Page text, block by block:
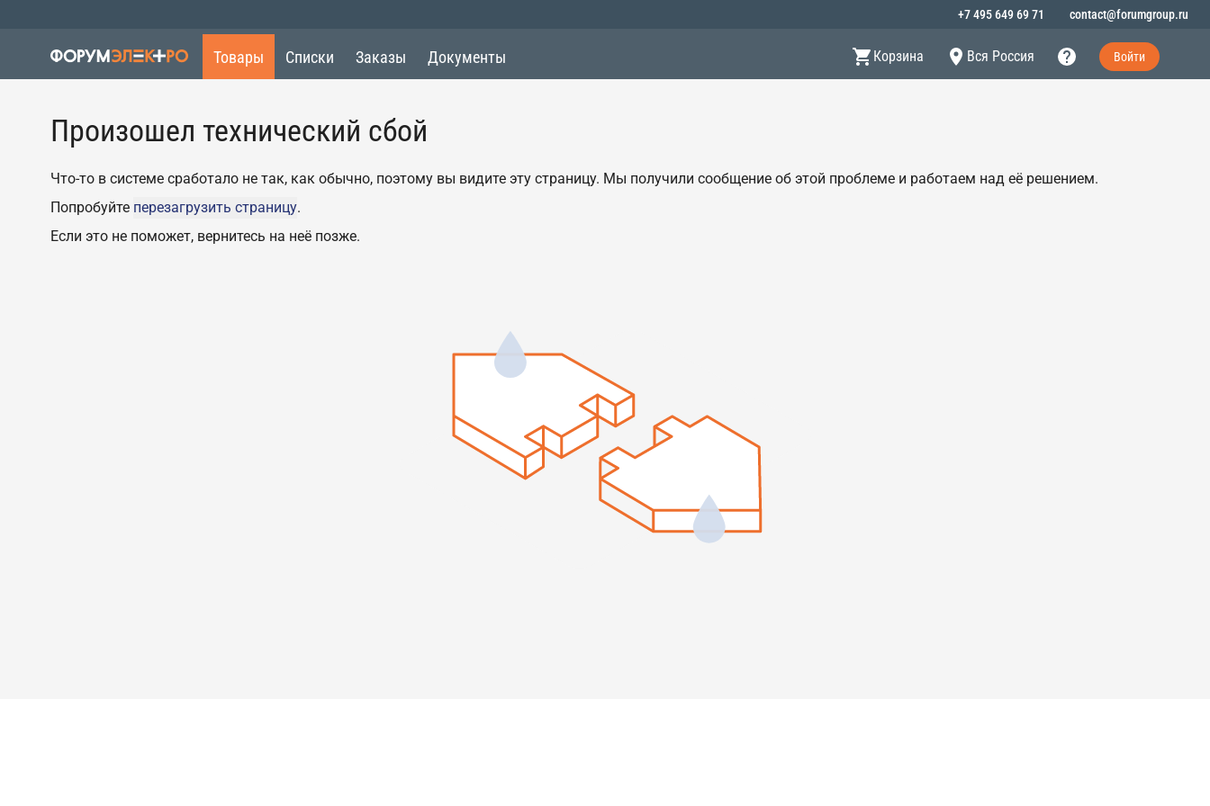
+7 495 649 69 71 contact@forumgroup.ru
Товары Списки Заказы Документы Корзина Вся Россия Войти
Произошел технический сбой
Что-то в системе сработало не так, как обычно, поэтому вы видите эту страницу. Мы получили сообщение об этой проблеме и работаем над её решением.
Попробуйте перезагрузить страницу.
Если это не поможет, вернитесь на неё позже.